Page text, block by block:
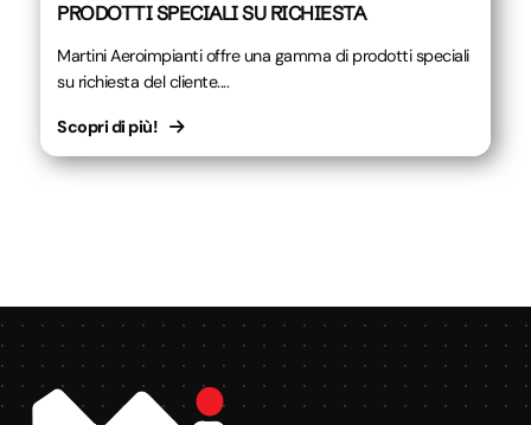
PRODOTTI SPECIALI SU RICHIESTA
Martini Aeroimpianti offre una gamma di prodotti speciali
su richiesta del cliente....
Scopri di più!